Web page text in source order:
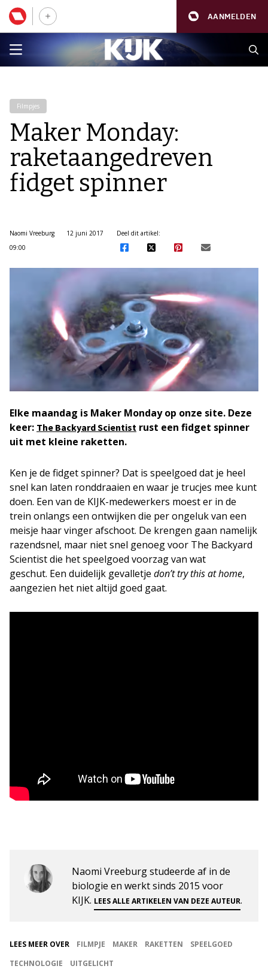
AANMELDEN
Filmpjes
Maker Monday:
raketaangedreven
fidget spinner
Naomi Vreeburg
12 juni 2017
09:00
Deel dit artikel:
Elke maandag is Maker Monday op onze site. Deze
keer: The Backyard Scientist rust een fidget spinner
uit met kleine raketten.
Ken je de fidget spinner? Dat is speelgoed dat je heel
snel kan laten ronddraaien en waar je trucjes mee kunt
doen. Een van de KIJK-medewerkers moest er in de
trein onlangs een ontwijken die per ongeluk van een
meisje haar vinger afschoot. De krengen gaan namelijk
razendsnel, maar niet snel genoeg voor The Backyard
Scientist die het speelgoed voorzag van wat
geschut. Een duidelijk gevalletje don’t try this at home,
aangezien het niet altijd goed gaat.
Naomi Vreeburg studeerde af in de
biologie en werkt sinds 2015 voor
KIJK. LEES ALLE ARTIKELEN VAN DEZE AUTEUR.
LEES MEER OVER FILMPJE MAKER RAKETTEN
SPEELGOED
TECHNOLOGIE
UITGELICHT